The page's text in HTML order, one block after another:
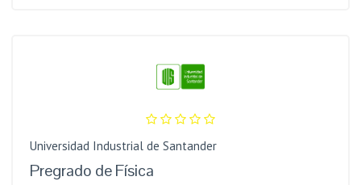
Universidad Industrial de Santander
Pregrado de Física